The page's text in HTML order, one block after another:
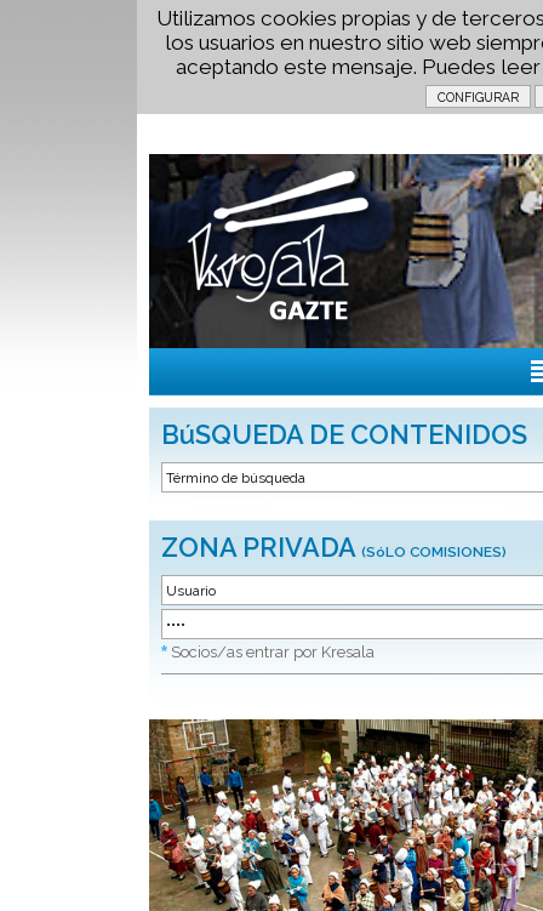
Utilizamos cookies propias y de
los usuarios en nuestro sitio web
aceptando este mensaje. Puedes
BúSQUEDA DE CONTENIDOS
ZONA PRIVADA (SóLO COMISIONES)
* Socios/as entrar por Kresala